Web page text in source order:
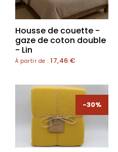
Housse de couette -
gaze de coton double
- Lin
À partir de : 17,46 €
-30%